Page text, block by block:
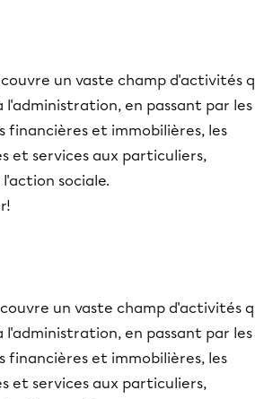
un vaste champ d'activités
l'administration, en passant par les
financières et immobilières, les
et services aux particuliers,
sociale.
un vaste champ d'activités
l'administration, en passant par les
financières et immobilières, les
et services aux particuliers,